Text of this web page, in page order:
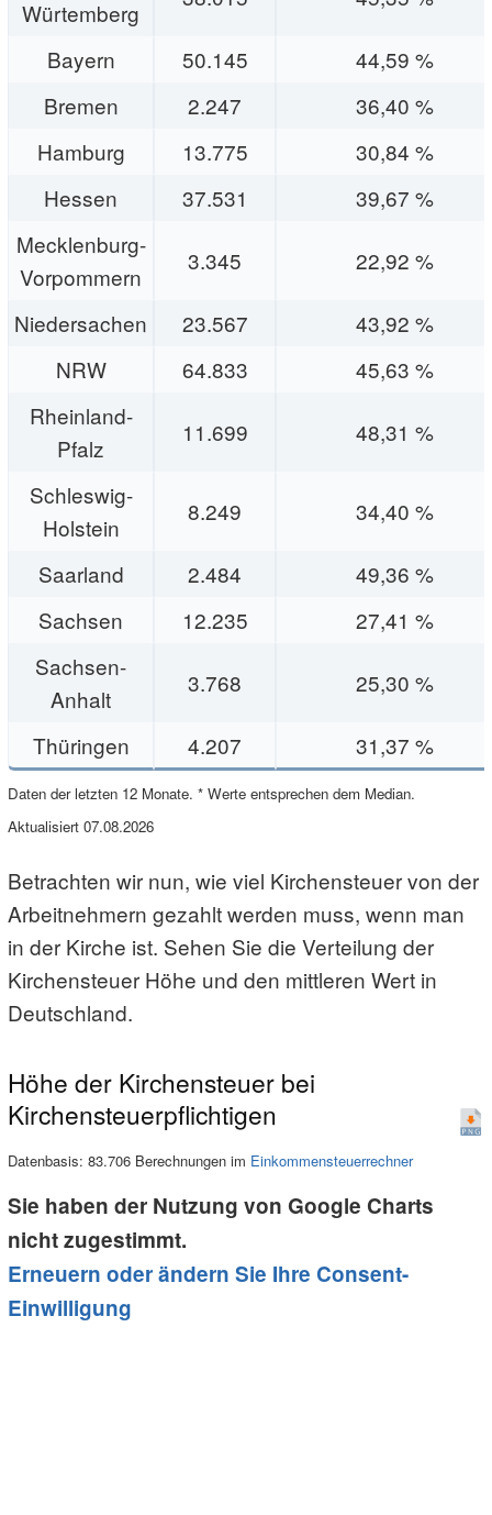
Würtemberg
Bayern 50.145
44,59 %
Bremen
2.247
36,40 %
Hamburg
13.775
30,84 %
Hessen
37.531
39,67 %
Mecklenburg-
Vorpommern
3.345 22,92 %
Niedersachen 23.567
43,92 %
NRW
64.833
45,63 %
Rheinland-
Pfalz
11.699 48,31 %
Schleswig-
Holstein
8.249 34,40 %
Saarland 2.484
49,36 %
Sachsen
12.235
27,41 %
Sachsen-
Anhalt
3.768 25,30 %
Thüringen 4.207 31,37 %
Daten der letzten 12 Monate. * Werte entsprechen dem Median.
Aktualisiert 07.08.2026
Betrachten wir nun, wie viel Kirchensteuer von der
Arbeitnehmern gezahlt werden muss, wenn man
in der Kirche ist. Sehen Sie die Verteilung der
Kirchensteuer Höhe und den mittleren Wert in
Deutschland.
Höhe der Kirchensteuer bei
Kirchensteuerpflichtigen
Datenbasis: 83.706 Berechnungen im Einkommensteuerrechner
Sie haben der Nutzung von Google Charts
nicht zugestimmt.
Erneuern oder ändern Sie Ihre Consent-
Einwilligung